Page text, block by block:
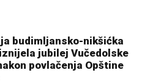
budimljansko-nikšićka
jubilej Vučedolske
povlačenja Opštine